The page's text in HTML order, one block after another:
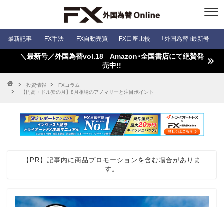
最新記事 FX手法 FX自動売買 FX口座比較 ｢外国為替｣最新号
＼最新号／外国為替vol.18 Amazon･全国書店にて絶賛発
売中!!
投資情報
FXコラム
【円高・ドル安の月】8月相場のアノマリーと注目ポイント
【PR】記事内に商品プロモーションを含む場合がありま
す。